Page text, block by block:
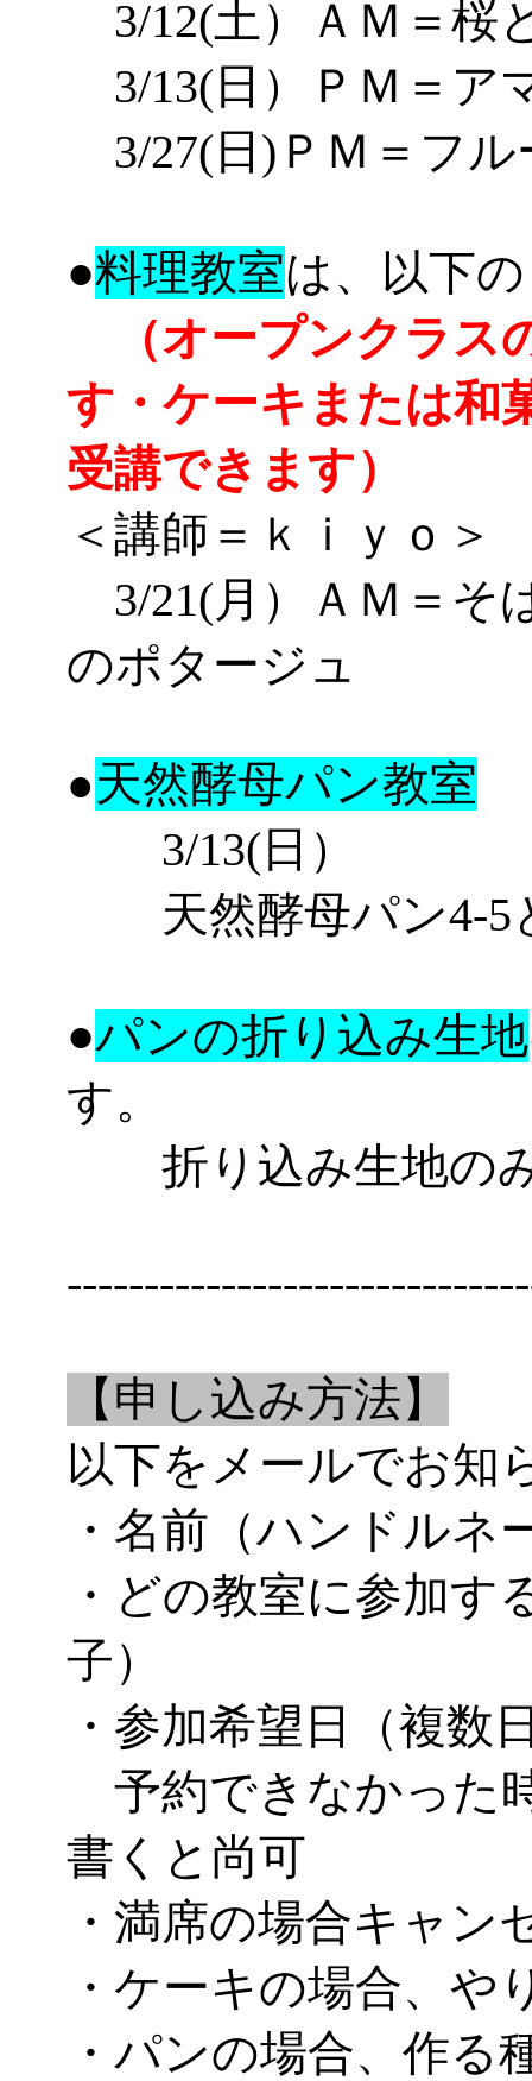
3/12(土） Ａ Ｍ＝ 桜
3/13(日）
ＰＭ ＝ ア
3/27(日) ＰＭ ＝ フル
●料理教室は、以下
（オープンクラス
す・ケーキまたは和
受講できます）
＜講師＝ｋｉｙｏ＞
3/21(月）ＡＭ＝ そ
のポタージュ
●天然酵母パン教室
3/13(日）
天然酵母パン4-5
●パンの折り込み生地
す。
折り込み生地の
【申し込み方法】
以下をメールでお知
・名前（ハンドルネ
・どの教室に参加す
子）
・参加希望日（複数
予約できなかった
書くと尚可
・満席の場合キャ
・ケーキの場合、や
・パンの場合、作る